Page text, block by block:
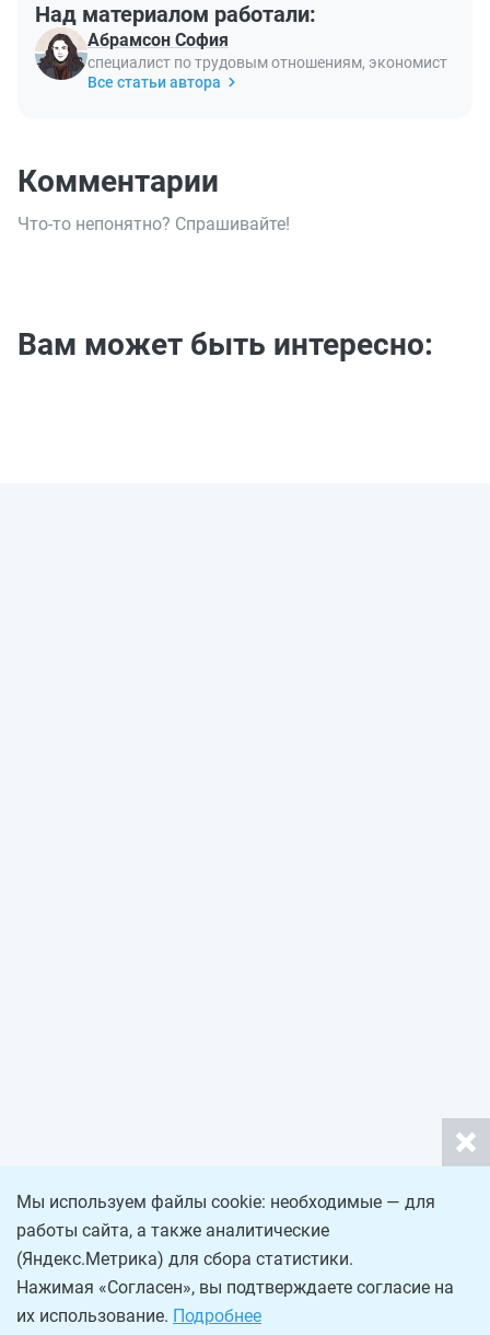
Над материалом работали:
Абрамсон София
специалист по трудовым отношениям, экономист
Все статьи автора
Комментарии
Что-то непонятно? Спрашивайте!
Вам может быть интересно:
Мы используем файлы cookie: необходимые — для
работы сайта, а также аналитические
(Яндекс.Метрика) для сбора статистики.
Нажимая «Согласен», вы подтверждаете согласие на
их использование. Подробнее